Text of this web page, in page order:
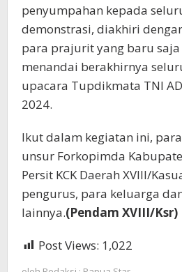
penyumpahan kepada
demonstrasi, diakhiri
para prajurit yang baru
menandai berakhirnya
upacara Tupdikmata TNI
2024.
Ikut dalam kegiatan ini,
unsur Forkopimda
Persit KCK Daerah XVIII/
pengurus, para keluarga
lainnya.(Pendam XVIII/Ksr)
Post Views: 1,022